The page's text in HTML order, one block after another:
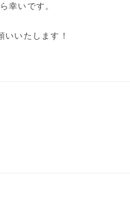
幸いです。
いたします！